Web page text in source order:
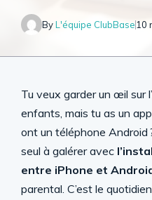
ByL'équipe ClubBase10
Tu veux garder un œil sur
enfants, mais tu as un
ont un téléphone Android
seul à galérer avec
entre iPhone et
parental. C’est le